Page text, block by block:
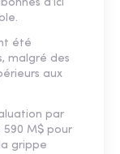
d’ici
été
malgré des
aux
par
590 M$ pour
grippe